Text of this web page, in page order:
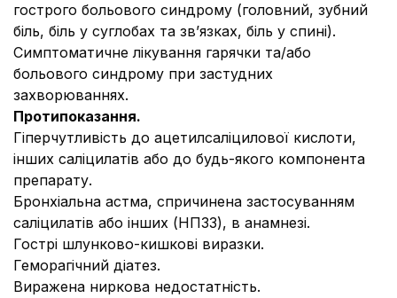
гострого больового синдрому (головний, зубний
біль, біль у суглобах та зв’язках, біль у спині).
Симптоматичне лікування гарячки та/або
больового синдрому при застудних
захворюваннях.
Протипоказання.
Гіперчутливість до ацетилсаліцилової кислоти,
інших саліцилатів або до будь-якого компонента
препарату.
Бронхіальна астма, спричинена застосуванням
саліцилатів або інших (НПЗЗ), в анамнезі.
Гострі шлунково-кишкові виразки.
Геморагічний діатез.
Виражена ниркова недостатність.